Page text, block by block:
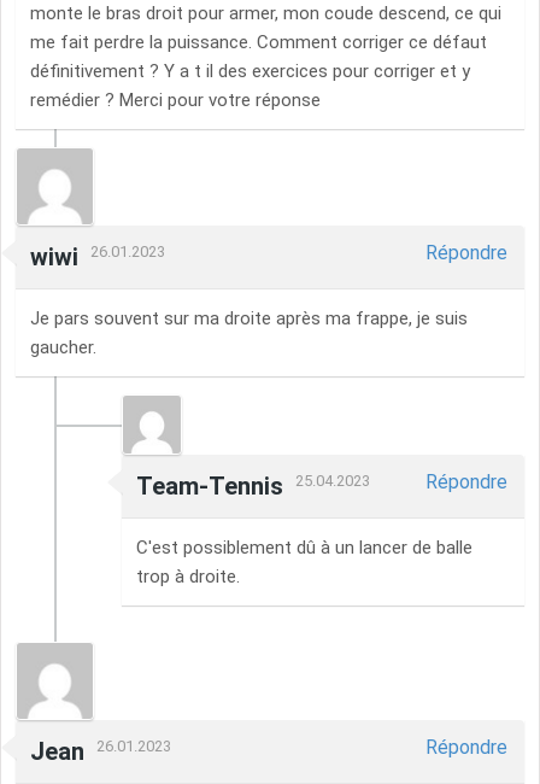
monte le bras droit pour armer, mon coude descend, ce qui
me fait perdre la puissance. Comment corriger ce défaut
définitivement ? Y a t il des exercices pour corriger et y
remédier ? Merci pour votre réponse
wiwi 26.01.2023 Répondre
Je pars souvent sur ma droite après ma frappe, je suis
gaucher.
Team-Tennis 25.04.2023 Répondre
C'est possiblement dû à un lancer de balle
trop à droite.
Jean 26.01.2023 Répondre